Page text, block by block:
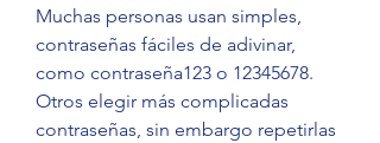
Muchas personas usan simples,
contraseñas fáciles de adivinar,
como contraseña123 o 12345678.
Otros elegir más complicadas
contraseñas, sin embargo repetirlas